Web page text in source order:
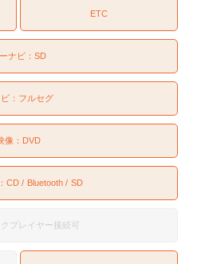
ETC
ナビ： SD
： フルセグ
像： DVD
CD Bluetooth SD
プレイヤー接続可